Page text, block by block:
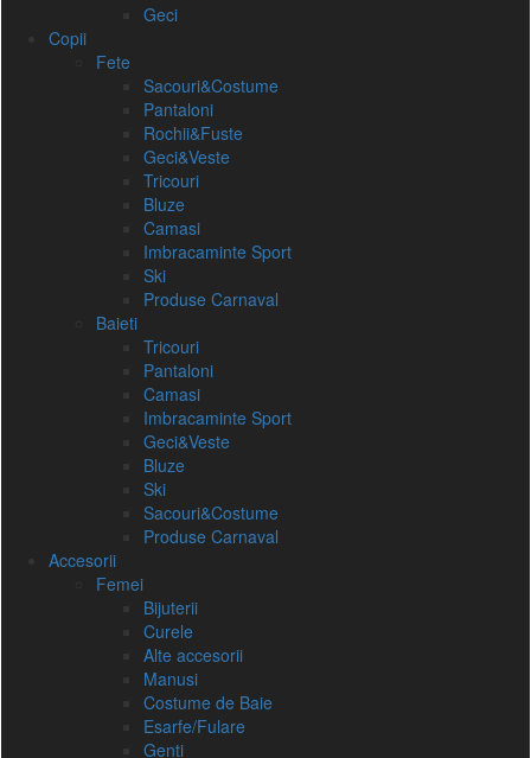
Geci
Copii
Fete
Sacouri&Costume
Pantaloni
Rochii&Fuste
Geci&Veste
Tricouri
Bluze
Camasi
Imbracaminte Sport
Ski
Produse Carnaval
Baieti
Tricouri
Pantaloni
Camasi
Imbracaminte Sport
Geci&Veste
Bluze
Ski
Sacouri&Costume
Produse Carnaval
Accesorii
Femei
Bijuterii
Curele
Alte accesorii
Manusi
Costume de Baie
Esarfe/Fulare
Genti